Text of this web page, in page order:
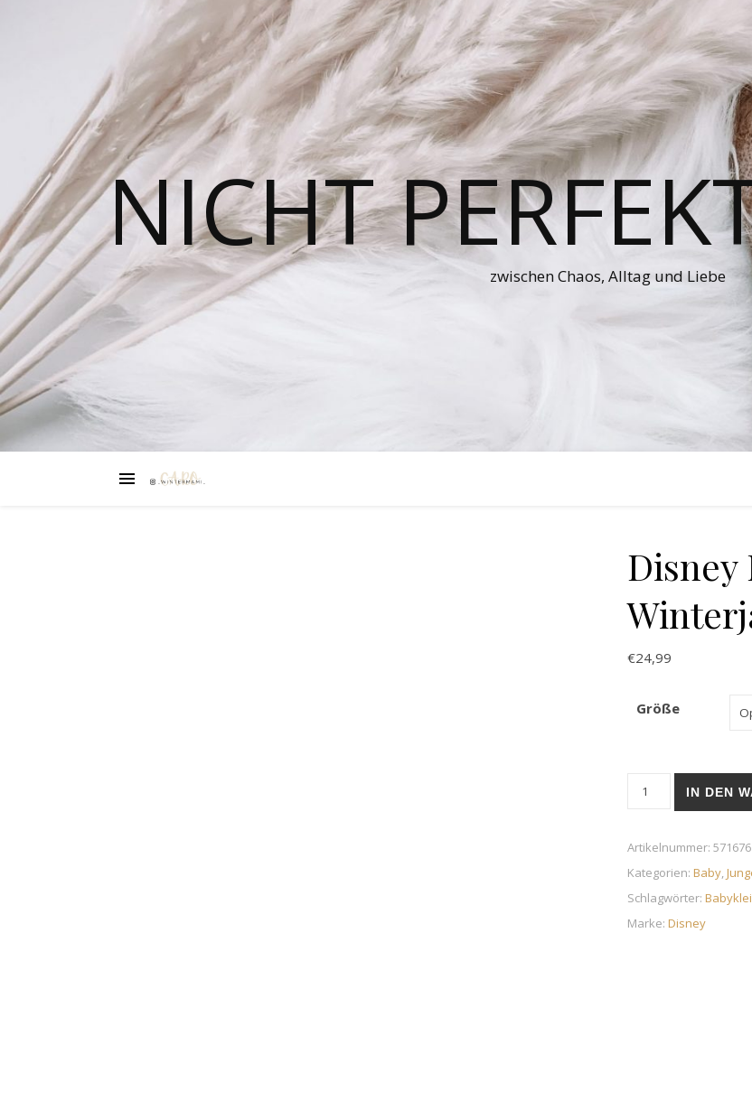
NICHT
zwischen Chaos, Alltag und Liebe
Disney
€24,99
Größe
Disney Mickey
IN DEN
Artikelnummer: 571676
Kategorien: Baby,
Schlagwörter:
Marke: Disney